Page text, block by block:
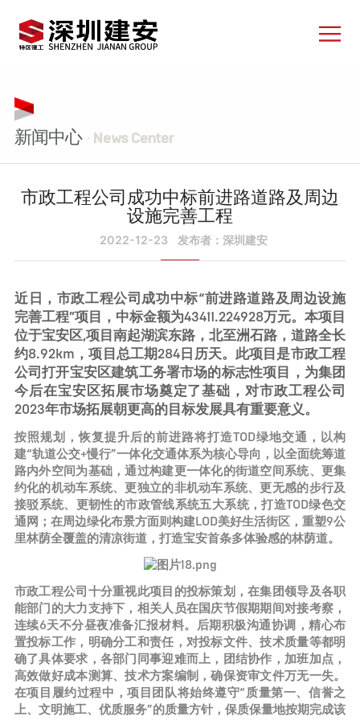
新闻中心 · News Center
市政工程公司成功中标前进路道路及周边
设施完善工程
2022-12-23 发布者：深圳建安
近日，市政工程公司成功中标“前进路道路及周边设施
完善工程”项目，中标金额为43411.224928万元。本项目
位于宝安区,项目南起湖滨东路，北至洲石路，道路全长
约8.92km，项目总工期284日历天。此项目是市政工程
公司打开宝安区建筑工务署市场的标志性项目，为集团
今后在宝安区拓展市场奠定了基础，对市政工程公司
2023年市场拓展朝更高的目标发展具有重要意义。
按照规划，恢复提升后的前进路将打造TOD绿地交通，以构
建“轨道公交+慢行”一体化交通体系为核心导向，以全面统筹道
路内外空间为基础，通过构建更一体化的街道空间系统、更集
约化的机动车系统、更独立的非机动车系统、更无感的步行及
接驳系统、更韧性的市政管线系统五大系统，打造TOD绿色交
通网；在周边绿化布景方面则构建LOD美好生活街区，重塑9公
里林荫全覆盖的清凉街道，打造宝安首条多体验感的林荫道。
市政工程公司十分重视此项目的投标策划，在集团领导及各职
能部门的大力支持下，相关人员在国庆节假期期间对接考察，
连续6天不分昼夜准备汇报材料。后期积极沟通协调，精心布
置投标工作，明确分工和责任，对投标文件、技术质量等都明
确了具体要求，各部门同事迎难而上，团结协作，加班加点，
高效做好成本测算、技术方案编制，确保资审文件万无一失。
在项目履约过程中，项目团队将始终遵守“质量第一、信誉之
上、文明施工、优质服务”的质量方针，保质保量地按期完成该